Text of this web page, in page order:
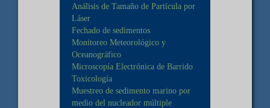
Análisis de Tamaño de Partícula por
Láser
Fechado de sedimentos
Monitoreo Meteorológico y
Oceanográfico
Microscopía Electrónica de Barrido
Toxicología
Muestreo de sedimento marino por
medio del nucleador múltiple